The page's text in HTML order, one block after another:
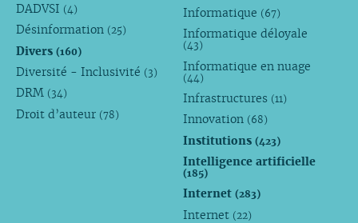
DADVSI (4)
Désinformation (25)
Divers (160)
Diversité - Inclusivité (3)
DRM (34)
Droit d’auteur (78)
Informatique (67)
Informatique déloyale
(43)
Informatique en nuage
(44)
Infrastructures (11)
Innovation (68)
Institutions(423)
Intelligence artificielle
(185)
Internet(283)
Internet (22)